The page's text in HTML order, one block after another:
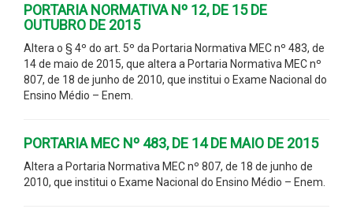
PORTARIA NORMATIVA Nº 12, DE 15 DE
OUTUBRO DE 2015
Altera o § 4º do art. 5º da Portaria Normativa MEC nº 483, de
14 de maio de 2015, que altera a Portaria Normativa MEC nº
807, de 18 de junho de 2010, que institui o Exame Nacional do
Ensino Médio – Enem.
PORTARIA MEC Nº 483, DE 14 DE MAIO DE 2015
Altera a Portaria Normativa MEC nº 807, de 18 de junho de
2010, que institui o Exame Nacional do Ensino Médio – Enem.